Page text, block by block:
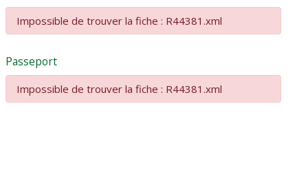
Impossible de trouver la fiche : R44381.xml
Passeport
Impossible de trouver la fiche : R44381.xml